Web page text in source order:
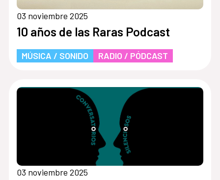
03 noviembre 2025
10 años de las Raras Podcast
MÚSICA / SONIDO RADIO / PÓDCAST
03 noviembre 2025